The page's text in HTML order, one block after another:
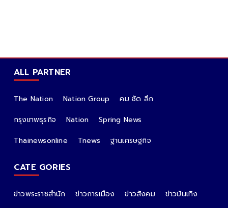
ALL PARTNER
The Nation Nation Group
คม ชัด ลึก
กรุงเทพธุรกิจ
Nation
Spring News
Thainewsonline
Tnews ฐานเศรษฐกิจ
CATE GORIES
ข่าวพระราชสำนัก ข่าวการเมือง ข่าวสังคม
ข่าวบันเทิง